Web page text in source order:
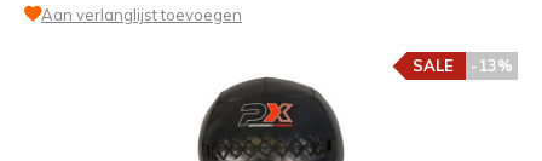
Aan verlanglijst toevoegen
-13%
SALE